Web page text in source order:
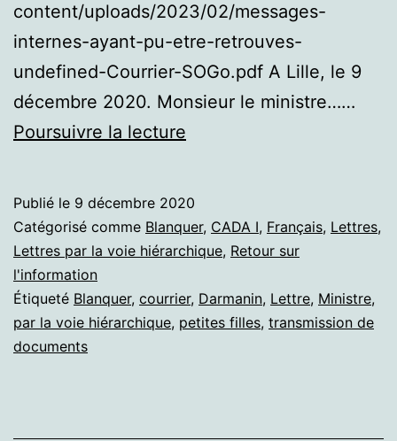
content/uploads/2023/02/messages-
internes-ayant-pu-etre-retrouves-
undefined-Courrier-SOGo.pdf A Lille, le 9
décembre 2020. Monsieur le ministre……
Poursuivre la lecture
que
de
à
Publié le 9 décembre 2020
Catégorisé comme Blanquer, CADA I, Français, Lettres,
Lettres par la voie hiérarchique, Retour sur
l'information
Étiqueté Blanquer, courrier, Darmanin, Lettre, Ministre,
par la voie hiérarchique, petites filles, transmission de
documents